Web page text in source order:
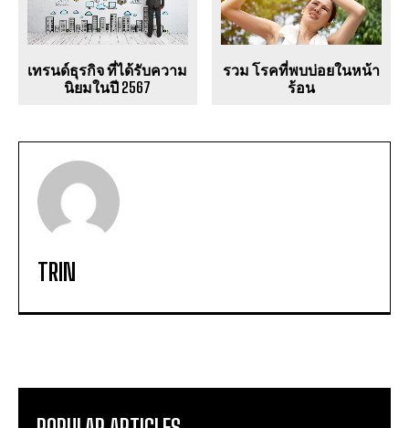
เทรนด์ธุรกิจ ที่ได้รับความ
นิยมในปี 2567
รวม โรคที่พบบ่อยในหน้า
ร้อน
TRIN